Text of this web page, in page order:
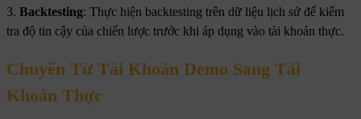
3. Backtesting: Thực hiện backtesting trên dữ liệu lịch sử để kiểm
tra độ tin cậy của chiến lược trước khi áp dụng vào tài khoản thực.
Chuyển Từ Tài Khoản Demo Sang Tài
Khoản Thực